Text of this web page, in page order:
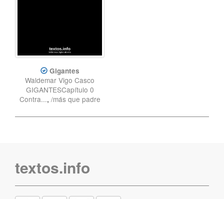
Gigantes
Waldemar Vigo Casco
GIGANTESCapítulo 0
Contra..., /más que padre
textos.info